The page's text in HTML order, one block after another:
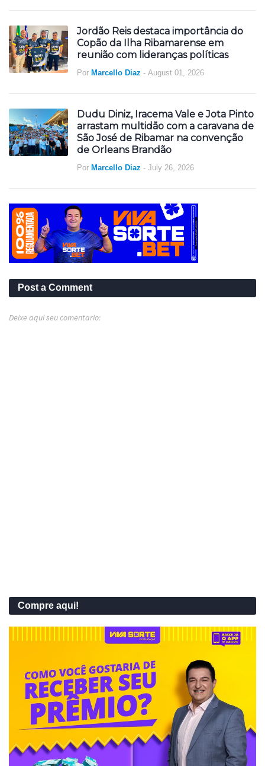
Jordão Reis destaca importância do
Copão da Ilha Ribamarense em
reunião com lideranças políticas
Por Marcello Diaz - August 01, 2026
Dudu Diniz, Iracema Vale e Jota Pinto
arrastam multidão com a caravana de
São José de Ribamar na convenção
de Orleans Brandão
Por Marcello Diaz - July 26, 2026
Post a Comment
Deixe aqui seu comentario:
Compre aqui!